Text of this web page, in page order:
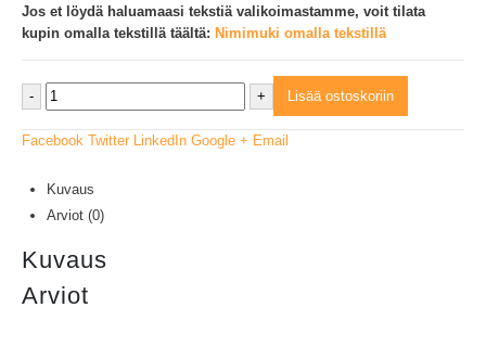
Jos et löydä haluamaasi tekstiä valikoimastamme, voit tilata
kupin omalla tekstillä täältä: Nimimuki omalla tekstillä
- + Lisää ostoskoriin
Facebook Twitter LinkedIn Google + Email
Kuvaus
Arviot (0)
Kuvaus
Arviot